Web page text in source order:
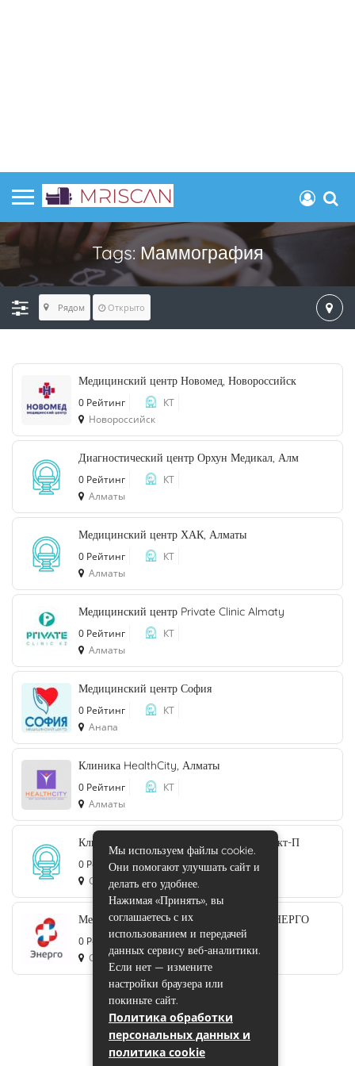
Tags:Маммография
Рядом Открыто
Медицинский центр Новомед, Новороссийск
0 Рейтинг
КТ
Новороссийск
Диагностический центр Орхун Медикал, Алм
0 Рейтинг
КТ
Алматы
Медицинский центр ХАК, Алматы
0 Рейтинг
КТ
Алматы
Медицинский центр Private Clinic Almaty
0 Рейтинг
КТ
Алматы
Медицинский центр София
0 Рейтинг
КТ
Анапа
Клиника HealthCity, Алматы
0 Рейтинг
КТ
Алматы
Клиника Скандинавия на Литейном, Санкт-П
0 Рейтинг
КТ
Санкт-Петербург
Медицинский диагностический центр ЭНЕРГО
0 Рейтинг
КТ
Санкт-Петербург
Мы используем файлы cookie.
Они помогают улучшать сайт и
делать его удобнее.
Нажимая «Принять», вы
соглашаетесь с их
использованием и передачей
данных сервису веб-аналитики.
Если нет — измените
настройки браузера или
покиньте сайт.
Политика обработки
персональных данных и
политика cookie